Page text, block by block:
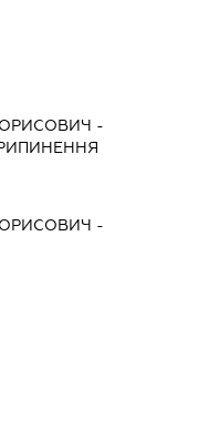
-
-